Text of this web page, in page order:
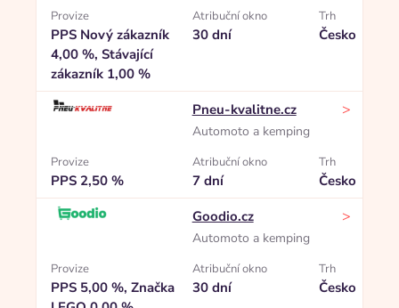
Provize
PPS Nový zákazník
4,00 %, Stávající
zákazník 1,00 %
Atribuční okno
30 dní
Trh
Česko
Pneu-kvalitne.cz
Automoto a kemping
>
Provize
PPS 2,50 %
Atribuční okno
7 dní
Trh
Česko
Goodio.cz
Automoto a kemping
>
Provize
PPS 5,00 %, Značka
Atribuční okno
30 dní
Trh
Česko